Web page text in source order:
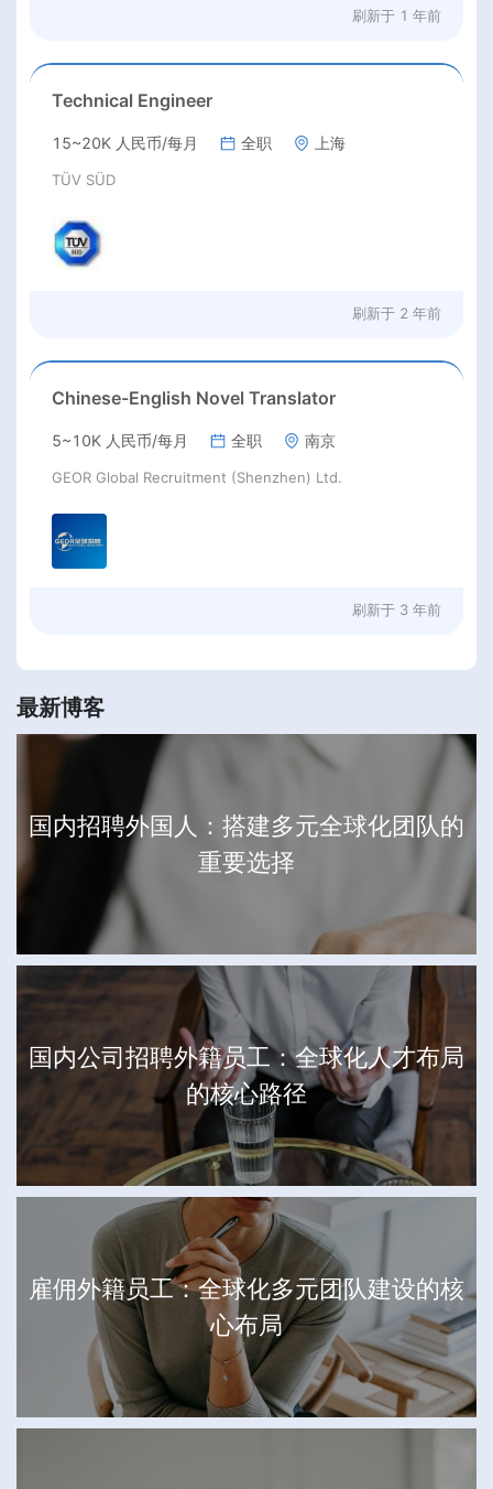
刷新于 1 年前
Technical Engineer
15~20K 人民币/每月 全职 上海
TÜV SÜD
刷新于 2 年前
Chinese-English Novel Translator
5~10K 人民币/每月 全职 南京
GEOR Global Recruitment (Shenzhen) Ltd.
刷新于 3 年前
最新博客
国内招聘外国人：搭建多元全球化团队的
重要选择
国内公司招聘外籍员工：全球化人才布局
的核心路径
雇佣外籍员工：全球化多元团队建设的核
心布局